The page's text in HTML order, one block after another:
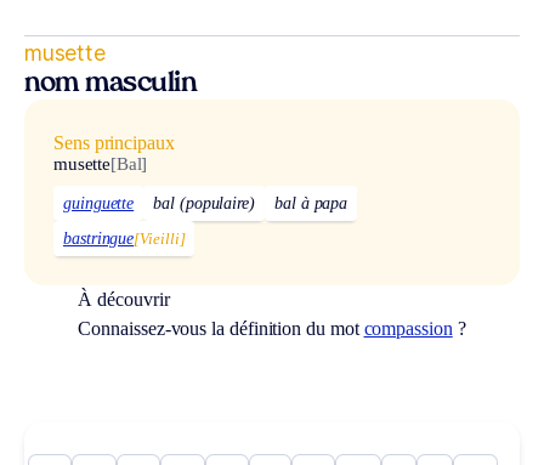
musette
nom masculin
Sens principaux
musette[Bal]
guinguette bal (populaire)
bal à papa
bastringue[Vieilli]
À découvrir
Connaissez-vous la définition du mot compassion ?